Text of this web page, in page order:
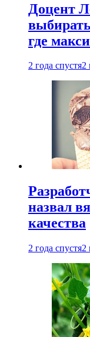
Доцент
где
2 года спустя2
назвал
качества
2 года спустя2